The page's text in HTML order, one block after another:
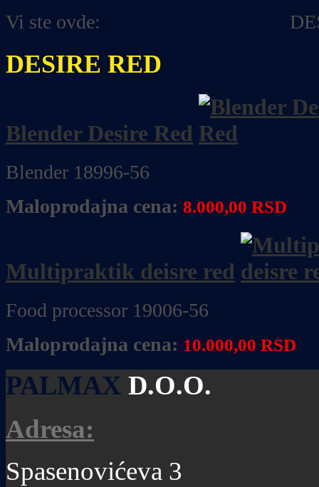
Vi ste ovde:
DESIRE RED
Blender Desire Red
Blender 18996-56
Maloprodajna cena: 8.000,00 RSD
Multipraktik deisre red
Food processor 19006-56
Maloprodajna cena: 10.000,00 RSD
PALMAX D.O.O.
Adresa:
Spasenovićeva 3